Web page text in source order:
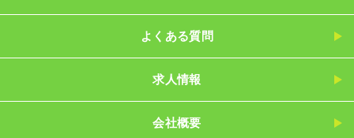
よくある質問
求人情報
会社概要